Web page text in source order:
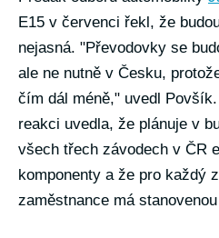
E15 v červenci řekl, že
nejasná. "Převodovky se
ale ne nutně v Česku,
čím dál méně," uvedl
reakci uvedla, že plánuje v
všech třech závodech v ČR
komponenty a že pro každý
zaměstnance má